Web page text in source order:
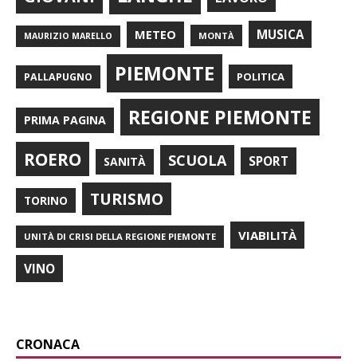
MAURIZIO MARELLO METEO MONTÀ MUSICA
PALLAPUGNO PIEMONTE POLITICA
PRIMA PAGINA REGIONE PIEMONTE
ROERO SANITÀ SCUOLA SPORT
TORINO TURISMO
UNITÀ DI CRISI DELLA REGIONE PIEMONTE VIABILITÀ
VINO
CRONACA